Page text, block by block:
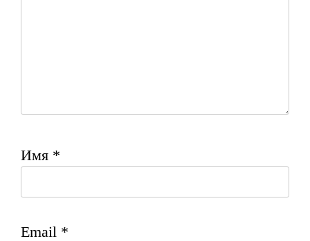
Имя *
Email *